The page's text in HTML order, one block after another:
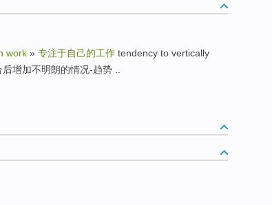
work » 专注于自己的工作 tendency to vertically
增加不明朗的情况-趋势 ..